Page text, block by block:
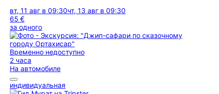
вт, 11 авг в 09:30чт, 13 авг в 09:30
65 €
за одного
Временно недоступно
2 часа
На автомобиле
индивидуальная